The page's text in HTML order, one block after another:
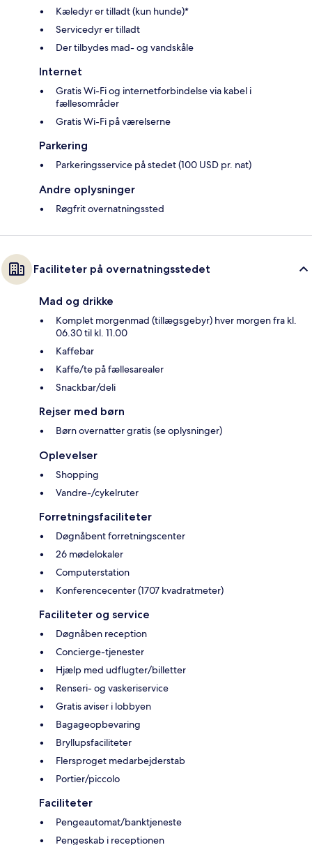
Kæledyr er tilladt (kun hunde)*
Servicedyr er tilladt
Der tilbydes mad- og vandskåle
Internet
Gratis Wi-Fi og internetforbindelse via kabel i
fællesområder
Gratis Wi-Fi på værelserne
Parkering
Parkeringsservice på stedet (100 USD pr. nat)
Andre oplysninger
Røgfrit overnatningssted
Faciliteter på overnatningsstedet
Mad og drikke
Komplet morgenmad (tillægsgebyr) hver morgen fra kl.
06.30 til kl. 11.00
Kaffebar
Kaffe/te på fællesarealer
Snackbar/deli
Rejser med børn
Børn overnatter gratis (se oplysninger)
Oplevelser
Shopping
Vandre-/cykelruter
Forretningsfaciliteter
Døgnåbent forretningscenter
26 mødelokaler
Computerstation
Konferencecenter (1707 kvadratmeter)
Faciliteter og service
Døgnåben reception
Concierge-tjenester
Hjælp med udflugter/billetter
Renseri- og vaskeriservice
Gratis aviser i lobbyen
Bagageopbevaring
Bryllupsfaciliteter
Flersproget medarbejderstab
Portier/piccolo
Faciliteter
Pengeautomat/banktjeneste
Pengeskab i receptionen